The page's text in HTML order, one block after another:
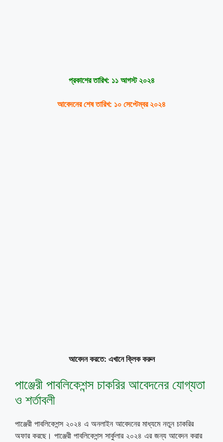
প্রকাশের তারিখ: ১১ আগস্ট ২০২৪
আবেদনের শেষ তারিখ: ১০ সেপ্টেম্বর ২০২৪
আবেদন করতে: এখানে ক্লিক করুন
পাঞ্জেরী পাবলিকেশন্স চাকরির আবেদনের যোগ্যতা
ও শর্তাবলী
পাঞ্জেরী পাবলিকেশন্স ২০২৪ এ অনলাইন আবেদনের মাধ্যমে নতুন চাকরির
অফার করছে। পাঞ্জেরী পাবলিকেশন্স সার্কুলার ২০২৪ এর জন্য আবেদন করার